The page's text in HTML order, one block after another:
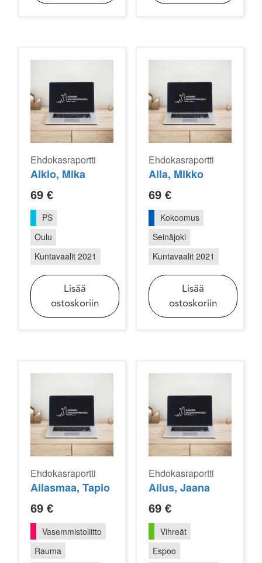
Ehdokasraportti
Aikio, Mika
69 €
PS
Oulu
Kuntavaalit 2021
Lisää
ostoskoriin
Ehdokasraportti
Aila, Mikko
69 €
Kokoomus
Seinäjoki
Kuntavaalit 2021
Lisää
ostoskoriin
Ehdokasraportti
Ailasmaa, Tapio
69 €
Vasemmistoliitto
Rauma
Ehdokasraportti
Ailus, Jaana
69 €
Vihreät
Espoo